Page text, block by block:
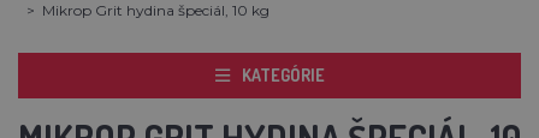
Mikrop Grit hydina špeciál, 10 kg
KATEGÓRIE